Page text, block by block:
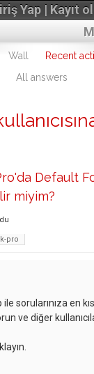
Yap | Kayıt ol
Wall Recent
All answers
Default
miyim?
pro
sorularınıza en
ve diğer